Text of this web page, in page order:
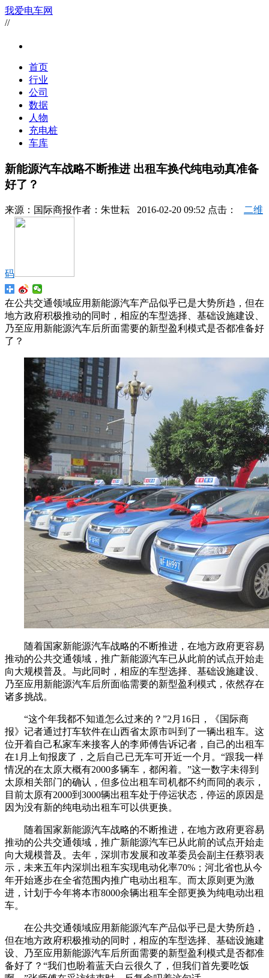
我爱电车网
//
首页
行业
公司
数据
人物
充电桩
车库
新能源汽车战略不断推进 出租车换代纯电动真准备
好了？
来源： 国际商报作者： 朱世耘 2016-02-20 09:52 点击： 二维
码
在公共交通领域应用新能源汽车产品似乎已是大势所趋，但在
地方政府积极推动的同时，相应的车型选择、基础设施建设、
乃至应用新能源汽车后所面需要的新型盈利模式是否都准备好
了？
随着国家新能源汽车战略的不断推进，在地方政府更容易
推动的公共交通领域，推广新能源汽车已从此前的试点开始走
向大规模普及。与此同时，相应的车型选择、基础设施建设、
乃至应用新能源汽车后所面临需要的新型盈利模式，依然存在
诸多挑战。
“这个年我都不知道怎么过来的？”2月16日，《国际商
报》记者通过打车软件在山西省太原市叫到了一辆出租车。这
位开着自己私家车来接客人的李师傅告诉记者，自己的出租车
在1月上旬报废了，之后自己已无车可开近一个月。“跟我一样
情况的在太原大概有2000多辆车，都闲着。”这一数字未得到
太原相关部门的确认，但多位出租车司机都不约而同的表示，
目前太原有2000到3000辆出租车处于停运状态，停运的原因是
因为没有新的纯电动出租车可以供更换。
随着国家新能源汽车战略的不断推进，在地方政府更容易
推动的公共交通领域，推广新能源汽车已从此前的试点开始走
向大规模普及。去年，深圳市发展和改革委员会副主任蔡羽表
示，未来五年内深圳出租车实现电动化率70%；河北省也从今
年开始逐步在全省范围内推广电动出租车。而太原则更为激
进，计划于今年将本市8000余辆出租车全部更换为纯电动出租
车。
在公共交通领域应用新能源汽车产品似乎已是大势所趋，
但在地方政府积极推动的同时，相应的车型选择、基础设施建
设、乃至应用新能源汽车后所面需要的新型盈利模式是否都准
备好了？“我们也盼着蓝天白云很久了，但我们首先要吃饭